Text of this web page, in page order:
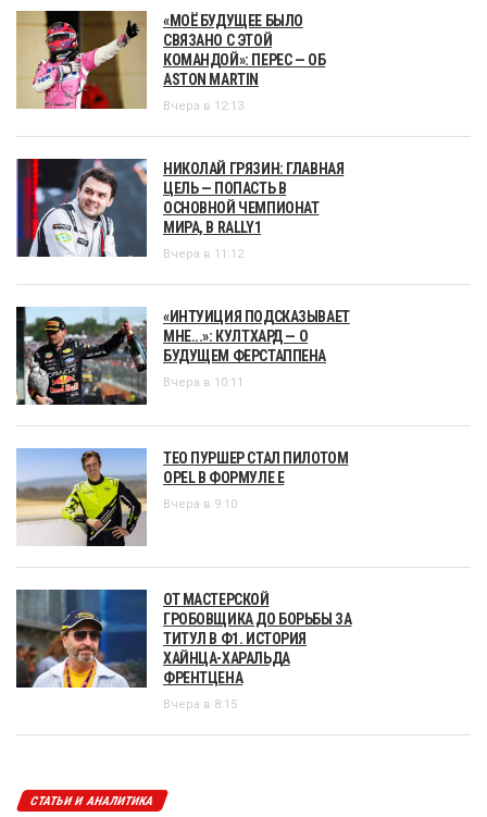
«МОЁ БУДУЩЕЕ БЫЛО
СВЯЗАНО С ЭТОЙ
КОМАНДОЙ»: ПЕРЕС — ОБ
ASTON MARTIN
Вчера в 12:13
НИКОЛАЙ ГРЯЗИН: ГЛАВНАЯ
ЦЕЛЬ — ПОПАСТЬ В
ОСНОВНОЙ ЧЕМПИОНАТ
МИРА, В RALLY1
Вчера в 11:12
«ИНТУИЦИЯ ПОДСКАЗЫВАЕТ
МНЕ...»: КУЛТХАРД — О
БУДУЩЕМ ФЕРСТАППЕНА
Вчера в 10:11
ТЕО ПУРШЕР СТАЛ ПИЛОТОМ
OPEL В ФОРМУЛЕ Е
Вчера в 9:10
ОТ МАСТЕРСКОЙ
ГРОБОВЩИКА ДО БОРЬБЫ ЗА
ТИТУЛ В Ф1. ИСТОРИЯ
ХАЙНЦА-ХАРАЛЬДА
ФРЕНТЦЕНА
Вчера в 8:15
СТАТЬИ И АНАЛИТИКА